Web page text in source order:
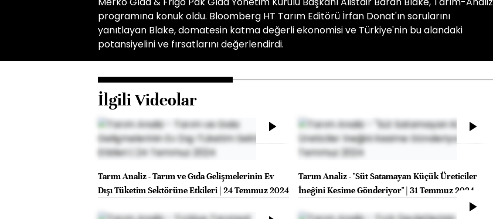
programına konuk oldu. Bloomberg HT Tarım Editörü İrfan Donat'ın sorularını
yanıtlayan Blake, domatesin katma değerli ekonomisi ve Türkiye'nin bu alandaki
potansiyelini ve fırsatlarını değerlendirdi.
İlgili Videolar
Tarım Analiz - Tarım ve Gıda Gelişmelerinin Ev
Dışı Tüketim Sektörüne Etkileri | 24 Temmuz 2024
Tarım Analiz - "Süt Satamayan Küçük Üreticiler
İneğini Kesime Gönderiyor" | 31 Temmuz 2024